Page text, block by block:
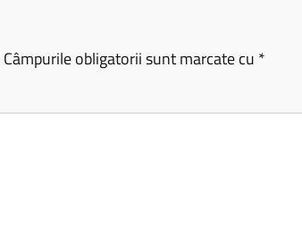
Câmpurile obligatorii sunt marcate cu *